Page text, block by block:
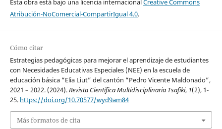
Esta obra está bajo una licencia internacionalCreative Commons
Atribución-NoComercial-CompartirIgual 4.0.
Cómo citar
Estrategias pedagógicas para mejorar el aprendizaje de estudiantes
con Necesidades Educativas Especiales (NEE) en la escuela de
educación básica “Elia Liut” del cantón “Pedro Vicente Maldonado”,
2021 – 2022. (2024).Revista Científica Multidisciplinaria Tsafiki, 1(2), 1-
25. https://doi.org/10.70577/wyd9am84
Más formatos de cita